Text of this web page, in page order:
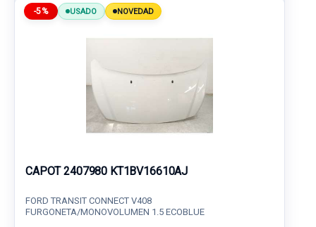
-5% USADO NOVEDAD
CAPOT 2407980 KT1BV16610AJ
FORD TRANSIT CONNECT V408
FURGONETA/MONOVOLUMEN 1.5 ECOBLUE